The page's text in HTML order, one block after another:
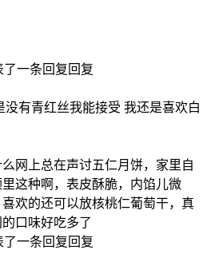
了一条回复回复
没有青红丝我能接受 我还是喜欢白
网上总在声讨五仁月饼，家里自
这种啊，表皮酥脆，内馅儿微
欢的还可以放核桃仁葡萄干，真
口味好吃多了
了一条回复回复